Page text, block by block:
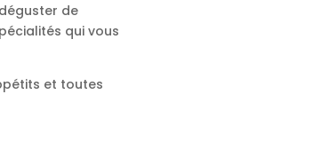
de
qui vous
et toutes